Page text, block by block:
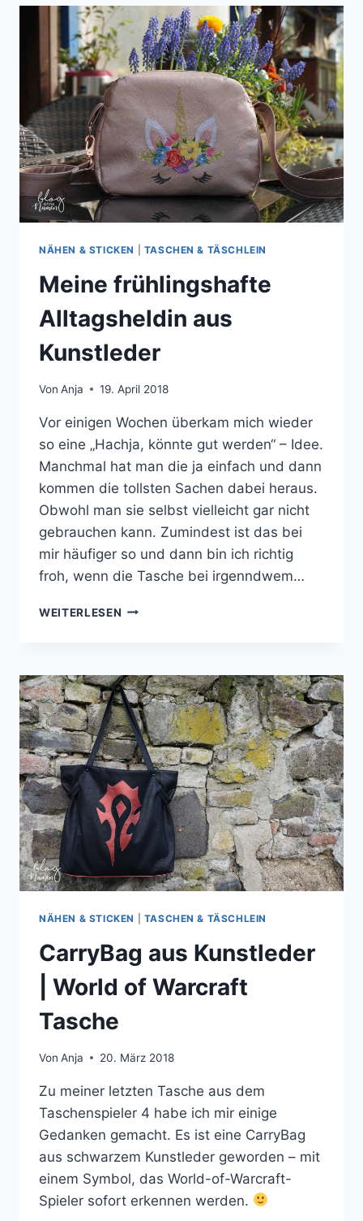
|
STRANDLÄUFER
VON
FARBENMIX
NÄHEN & STICKEN TASCHEN & TÄSCHLEIN
Meine frühlingshafte
Alltagsheldin aus
Kunstleder
Von Anja 19. April 2018
Vor einigen Wochen überkam mich wieder
so eine „Hachja, könnte gut werden“ – Idee.
Manchmal hat man die ja einfach und dann
kommen die tollsten Sachen dabei heraus.
Obwohl man sie selbst vielleicht gar nicht
gebrauchen kann. Zumindest ist das bei
mir häufiger so und dann bin ich richtig
froh, wenn die Tasche bei irgenndwem…
WEITERLESEN MEINE
KUNSTLEDER
NÄHEN & STICKEN TASCHEN & TÄSCHLEIN
CarryBag aus Kunstleder
| World of Warcraft
Tasche
Von Anja 20. März 2018
Zu meiner letzten Tasche aus dem
Taschenspieler 4 habe ich mir einige
Gedanken gemacht. Es ist eine CarryBag
aus schwarzem Kunstleder geworden – mit
einem Symbol, das World-of-Warcraft-
Spieler sofort erkennen werden.